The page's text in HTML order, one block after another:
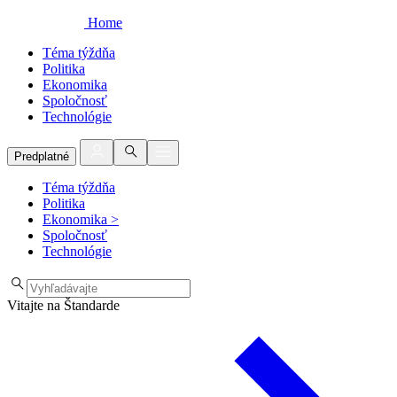
Home
Téma týždňa
Politika
Ekonomika
Spoločnosť
Technológie
Predplatné
Téma týždňa
Politika
Ekonomika >
Spoločnosť
Technológie
Vitajte na Štandarde